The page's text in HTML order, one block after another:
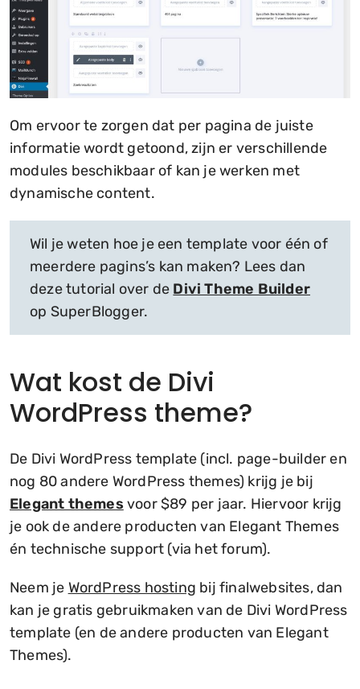
Om ervoor te zorgen dat per pagina de juiste
informatie wordt getoond, zijn er verschillende
modules beschikbaar of kan je werken met
dynamische content.
Wil je weten hoe je een template voor één of
meerdere pagins’s kan maken? Lees dan
deze tutorial over de Divi Theme Builder
op SuperBlogger.
Wat kost de Divi
WordPress theme?
De Divi WordPress template (incl. page-builder en
nog 80 andere WordPress themes) krijg je bij
Elegant themesvoor $89 per jaar. Hiervoor krijg
je ook de andere producten van Elegant Themes
én technische support (via het forum).
Neem je WordPress hosting bij finalwebsites, dan
kan je gratis gebruikmaken van de Divi WordPress
template (en de andere producten van Elegant
Themes).